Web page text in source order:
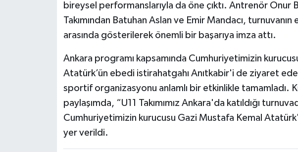
bireysel performanslarıyla da öne çıktı. Antrenör Onur
Takımından Batuhan Aslan ve Emir Mandacı, turnuvanın
arasında gösterilerek önemli bir başarıya imza attı.
Ankara programı kapsamında Cumhuriyetimizin
Atatürk’ün ebedi istirahatgahı Anıtkabir'i de ziyaret
sportif organizasyonu anlamlı bir etkinlikle tamamladı.
paylaşımda, “U11 Takımımız Ankara'da katıldığı
Cumhuriyetimizin kurucusu Gazi Mustafa Kemal
yer verildi.